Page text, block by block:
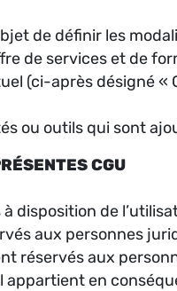
de définir les
de services et de
(ci-après désigné
ou outils qui sont
CGU
disposition de
aux personnes
réservés aux
en